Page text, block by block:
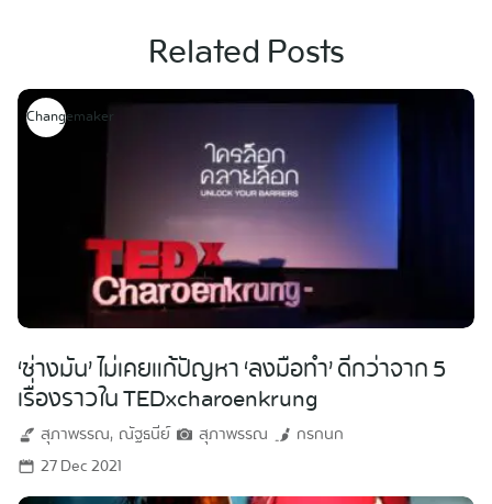
Related Posts
Changemaker
‘ช่างมัน’ ไม่เคยแก้ปัญหา ‘ลงมือทำ’ ดีกว่าจาก 5
เรื่องราวใน TEDxcharoenkrung
สุภาพรรณ ณัฐธนีย์ สุภาพรรณ
กรกนก
27 Dec 2021